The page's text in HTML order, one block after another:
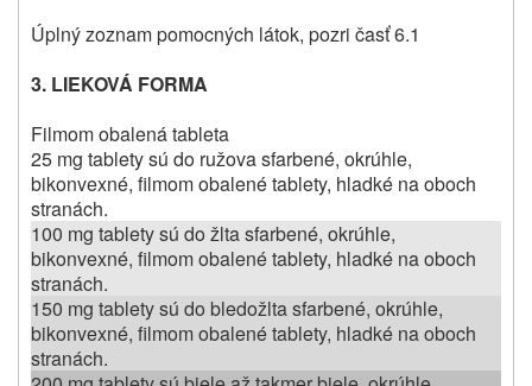
Úplný zoznam pomocných látok, pozri časť 6.1
3. LIEKOVÁ FORMA
Filmom obalená tableta
25 mg tablety sú do ružova sfarbené, okrúhle,
bikonvexné, filmom obalené tablety, hladké na oboch
stranách.
100 mg tablety sú do žlta sfarbené, okrúhle,
bikonvexné, filmom obalené tablety, hladké na oboch
stranách.
150 mg tablety sú do bledožlta sfarbené, okrúhle,
bikonvexné, filmom obalené tablety, hladké na oboch
stranách.